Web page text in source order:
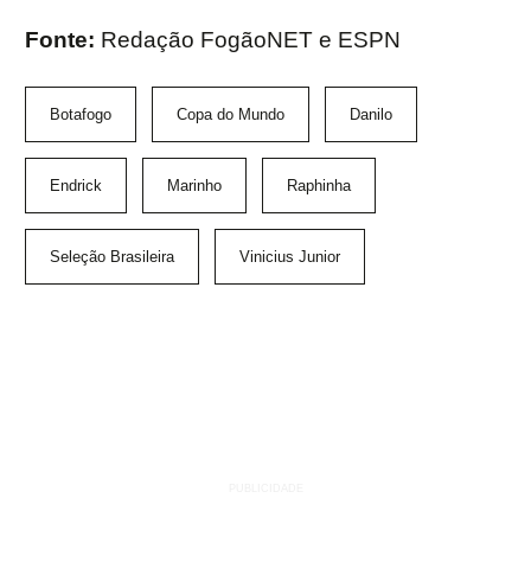
Fonte: Redação FogãoNET e ESPN
Botafogo Copa do Mundo Danilo
Endrick Marinho Raphinha
Seleção Brasileira Vinicius Junior